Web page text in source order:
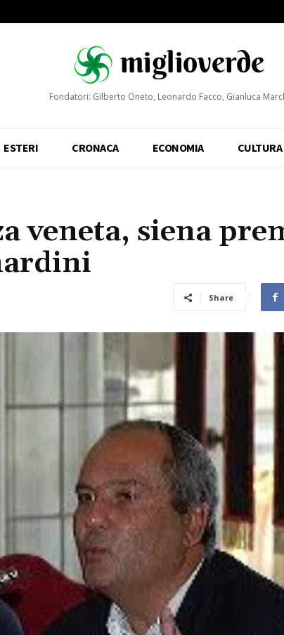
Fondatori: Gilberto Oneto, Leonardo Facco, Gianluca
ESTERI CRONACA ECONOMIA CULTURA
veneta, siena
Share